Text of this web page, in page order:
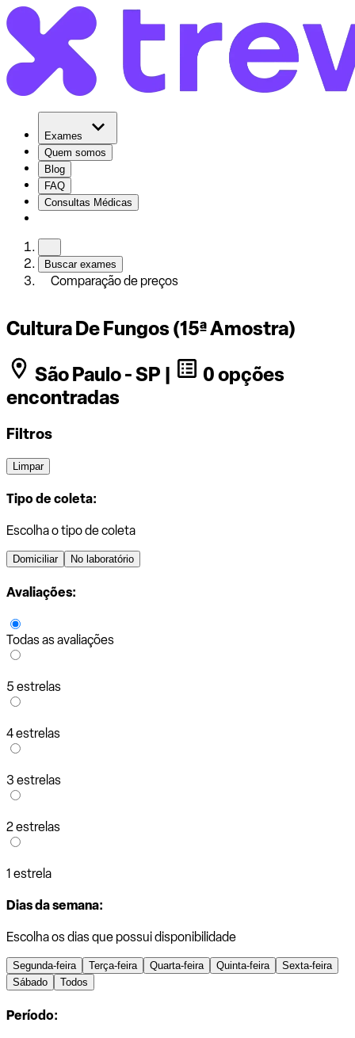
Exames
Quem somos
Blog
FAQ
Consultas Médicas
Buscar exames
Comparação de preços
Cultura De Fungos (15ª Amostra)
São Paulo - SP |
0 opções
encontradas
Filtros
Limpar
Tipo de coleta:
Escolha o tipo de coleta
Domiciliar No laboratório
Avaliações:
Todas as avaliações
5 estrelas
4 estrelas
3 estrelas
2 estrelas
1 estrela
Dias da semana:
Escolha os dias que possui disponibilidade
Segunda-feira Terça-feira Quarta-feira Quinta-feira
Sexta-feira
Sábado
Todos
Período: